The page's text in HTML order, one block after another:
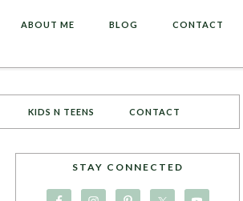
ABOUT ME BLOG CONTACT
KIDS N TEENS CONTACT
STAY CONNECTED